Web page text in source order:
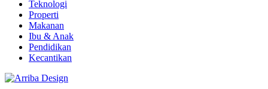
Teknologi
Properti
Makanan
Ibu & Anak
Pendidikan
Kecantikan